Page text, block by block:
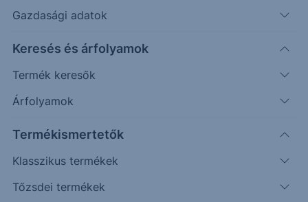
Gazdasági adatok
Keresés és árfolyamok
Termék keresők
Árfolyamok
Termékismertetők
Klasszikus termékek
Tőzsdei termékek
Előző záró:
210.54
Árfolyamértesítő rögzítése
További információk kérése